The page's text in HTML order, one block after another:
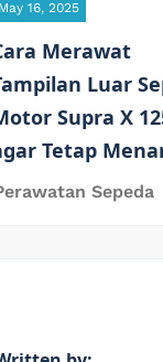
May 16, 2025
Merawat
Luar
Supra X
Tetap
Sepeda